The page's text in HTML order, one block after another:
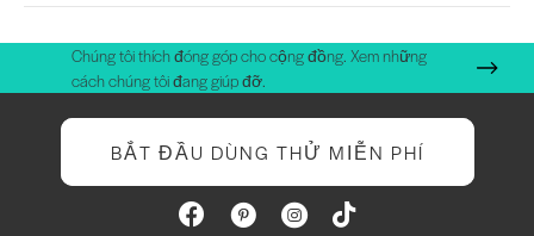
Chúng tôi thích đóng góp cho cộng đồng. Xem những
cách chúng tôi đang giúp đỡ.
BẮT ĐẦU DÙNG THỬ MIỄN PHÍ